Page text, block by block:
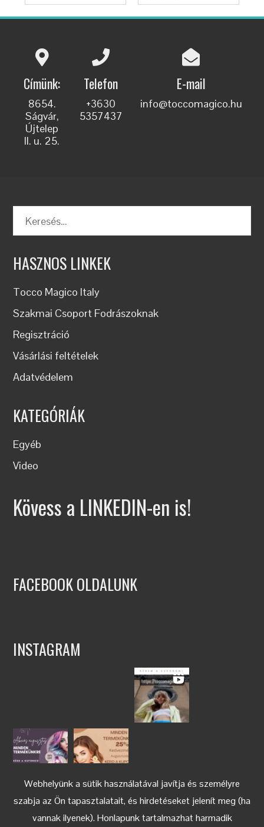
Webhelyünk a sütik használatával javítja és személyre
szabja az Ön tapasztalatait, és hirdetéseket jelenít meg (ha
vannak ilyenek). Honlapunk tartalmazhat harmadik
Címünk:
8654.
Ságvár,
Újtelep
II. u. 25.
Telefon
+3630
5357437
E-mail
info@toccomagico.hu
HASZNOS LINKEK
Tocco Magico Italy
Szakmai Csoport Fodrászoknak
Regisztráció
Vásárlási feltételek
Adatvédelem
KATEGÓRIÁK
Egyéb
Video
Kövess a LINKEDIN-en is!
FACEBOOK OLDALUNK
INSTAGRAM